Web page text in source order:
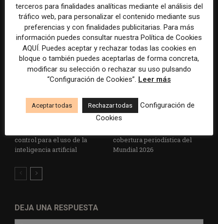
cooperativa pierde 38.542
euros
Brasil, España y El Salvador
sobre el poder, la memoria y
la violencia
control para el uso de la
inteligencia artificial
ADEPA crea un premio
cobertura periodística del
Mundial 2026
DEJA UNA RESPUESTA
terceros para finalidades analíticas mediante el análisis del
tráfico web, para personalizar el contenido mediante sus
preferencias y con finalidades publicitarias. Para más
información puedes consultar nuestra Política de Cookies
AQUÍ. Puedes aceptar y rechazar todas las cookies en
bloque o también puedes aceptarlas de forma concreta,
modificar su selección o rechazar su uso pulsando
“Configuración de Cookies”. Leer más
Aceptar todas Rechazar todas
Configuración de
Cookies